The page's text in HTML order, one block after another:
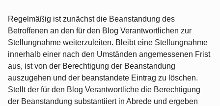
Regelmäßig ist zunächst die Beanstandung des
Betroffenen an den für den Blog Verantwortlichen zur
Stellungnahme weiterzuleiten. Bleibt eine Stellungnahme
innerhalb einer nach den Umständen angemessenen Frist
aus, ist von der Berechtigung der Beanstandung
auszugehen und der beanstandete Eintrag zu löschen.
Stellt der für den Blog Verantwortliche die Berechtigung
der Beanstandung substantiiert in Abrede und ergeben